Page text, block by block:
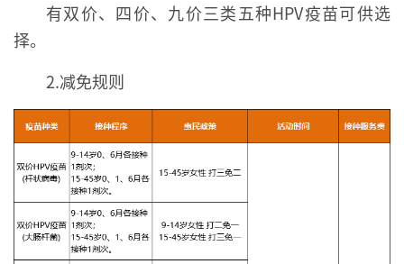
有双价、四价、九价三类五种HPV疫苗可供选
择。
2.减免规则